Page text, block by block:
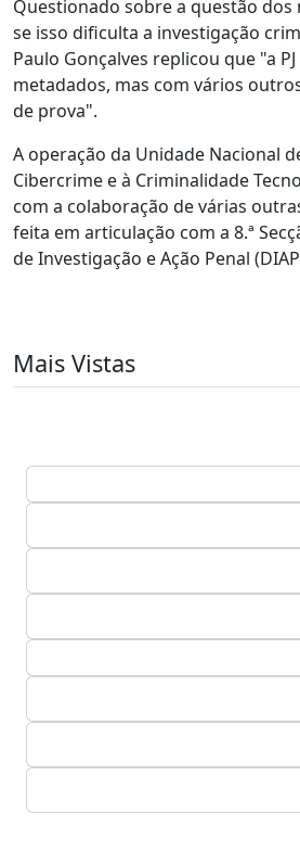
Questionado sobre a questão dos
se isso dificulta a investigação
Paulo Gonçalves replicou que "a
metadados, mas com vários
de prova".
A operação da Unidade Nacional
Cibercrime e à Criminalidade
com a colaboração de várias
feita em articulação com a 8.ª
de Investigação e Ação Penal
Mais Vistas